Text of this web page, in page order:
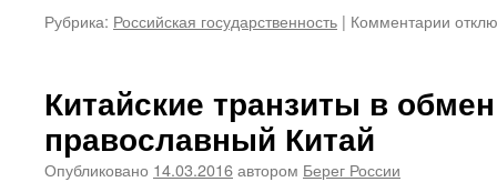
Рубрика: Российская государственность | Комментарии к
Китайские транзиты в
православный Китай
Опубликовано 14.03.2016автором Берег России